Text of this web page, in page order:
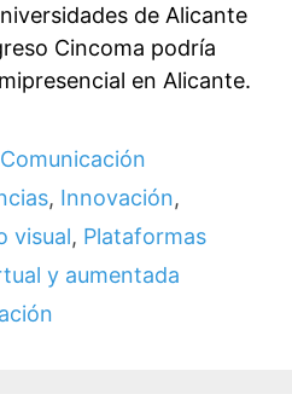
de Alicante
Cincoma podría
en Alicante.
Comunicación
, Innovación,
visual, Plataformas
y aumentada